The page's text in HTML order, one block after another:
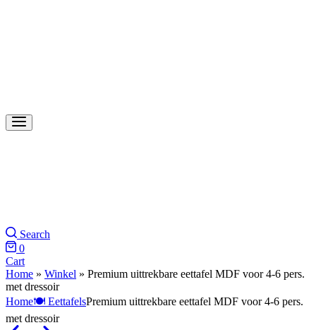
Search
0
Cart
Home » Winkel » Premium uittrekbare eettafel MDF voor 4-6 pers.
met dressoir
Home🍽️ EettafelsPremium uittrekbare eettafel MDF voor 4-6 pers.
met dressoir